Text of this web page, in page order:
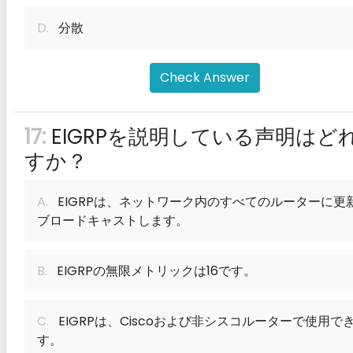
D. 分散
Check Answer
17: EIGRPを説明している声明はど
すか？
A. EIGRPは、ネットワーク内のすべてのルーターに更
ブロードキャストします。
B. EIGRPの無限メトリックは16です。
C. EIGRPは、Ciscoおよび非シスコルーターで使用で
す。